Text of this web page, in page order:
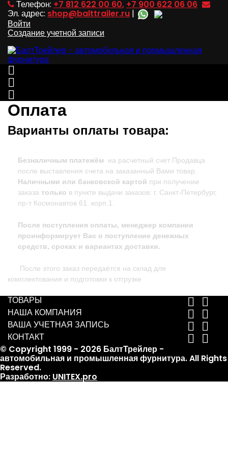
Телефон: +7 812 622 00 60, +7 900 622 06 06
Эл. адрес: shop@balttrailer.ru |
Войти
Создание учетной записи



Оплата
Варианты оплаты товара:
Безналичным платежём
на расчетный счет Продавца
после выставления счета на заказанный Вами товар.
Наличными или банковской картой при получении
заказа только в пункте выдачи заказов: г. Санкт-Петербург,
пр-т Космонавтов 61. корп.1.
После поступления оплаты, менеджер компании
проинформирует Вас о поступление денежных
средств, сроках и вариантах доставки.
После этого заказ передаётся на склад для
комплектования и подготовки к отгрузке
ТОВАРЫ  
НАША КОМПАНИЯ  
ВАША УЧЕТНАЯ ЗАПИСЬ  
КОНТАКТ  
© Copyright 1999 - 2026 БалтТрейлер -
автомобильная и промышленная фурнитура. All Rights
Reserved.
Разработно: UNITEX.pro